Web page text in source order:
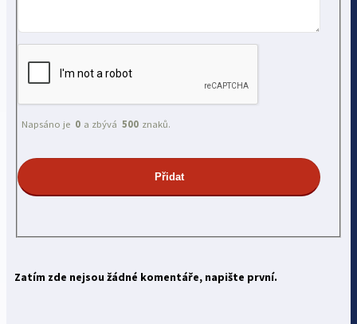
Napsáno je 0 a zbývá 500 znaků.
Zatím zde nejsou žádné komentáře, napište první.